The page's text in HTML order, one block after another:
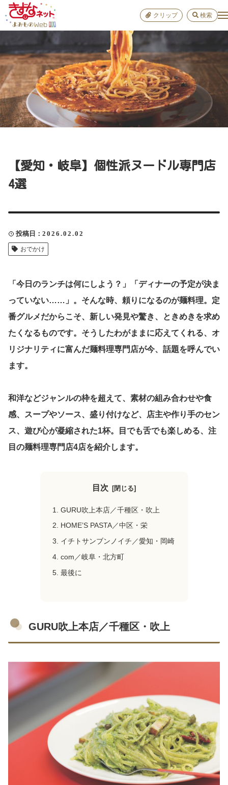
【愛知・岐阜】個性派ヌードル専門店
4選
投稿日 2026.02.02
おでかけ
「今日のランチは何にしよう？」「ディナーの予定が決ま
っていない……」。そんな時、頼りになるのが麺料理。定
番グルメだからこそ、新しい発見や驚き、ときめきを求め
たくなるものです。そうしたわがままに応えてくれる、オ
リジナリティに富んだ麺料理専門店が今、話題を呼んでい
ます。
和洋などジャンルの枠を超えて、素材の組み合わせや食
感、スープやソース、盛り付けなど、店主や作り手のセン
ス、遊び心が凝縮された1杯。目でも舌でも楽しめる、注
目の麺料理専門店4店を紹介します。
目次
GURU吹上本店／千種区・吹上
HOME’S PASTA／中区・栄
イチトサンブンノイチ／愛知・岡崎
com／岐阜・北方町
最後に
GURU吹上本店／千種区・吹上
クリップ 検索
おすすめ
学び
進路
感想・声を送る
中部電力